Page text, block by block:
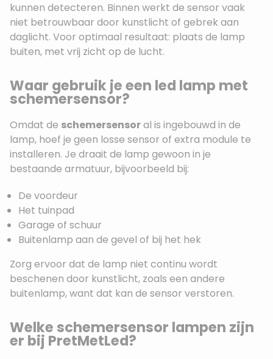
kunnen detecteren. Binnen werkt de sensor vaak
niet betrouwbaar door kunstlicht of gebrek aan
daglicht. Voor optimaal resultaat: plaats de lamp
buiten, met vrij zicht op de lucht.
Waar gebruik je een led lamp met
schemersensor?
Omdat de schemersensoral is ingebouwd in de
lamp, hoef je geen losse sensor of extra module te
installeren. Je draait de lamp gewoon in je
bestaande armatuur, bijvoorbeeld bij:
De voordeur
Het tuinpad
Garage of schuur
Buitenlamp aan de gevel of bij het hek
Zorg ervoor dat de lamp niet continu wordt
beschenen door kunstlicht, zoals een andere
buitenlamp, want dat kan de sensor verstoren.
Welke schemersensor lampen zijn
er bij PretMetLed?